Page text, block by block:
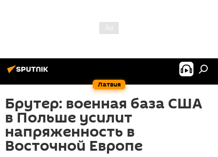
Латвия
Брутер: военная база США
в Польше усилит
напряженность в
Восточной Европе